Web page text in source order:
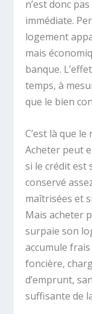
n’est donc
immédiate.
logement
mais
banque.
temps, à
que le bien
C’est là que
Acheter peut
si le crédit est
conservé
maîtrisées et
Mais acheter
surpaie son
accumule
foncière,
d’emprunt,
suffisante de